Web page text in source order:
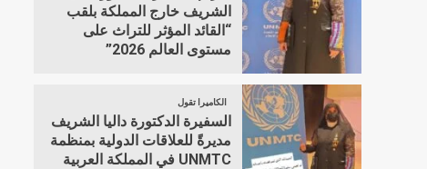
الشريف خارج المملكة بلقب
“القائد المؤثر للتراث على
مستوى العالم 2026”
الكاميرا تقول
السفيرة الدكتورة داليا الشريف
مديرةً للعلاقات الدولية بمنظمة
UNMTC في المملكة العربية